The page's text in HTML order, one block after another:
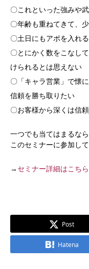
〇これといった強みや
〇年齢も重ねてきて、
〇土日にもアポを入れ
〇とにかく数をこなし
けられるとは思えない
〇「キャラ営業」で懐
信頼を勝ち取りたい
〇お客様から深くは信
一つでも当てはまるなら
このセミナーに参加して
→ セミナー詳細はこちら
Post
Hatena